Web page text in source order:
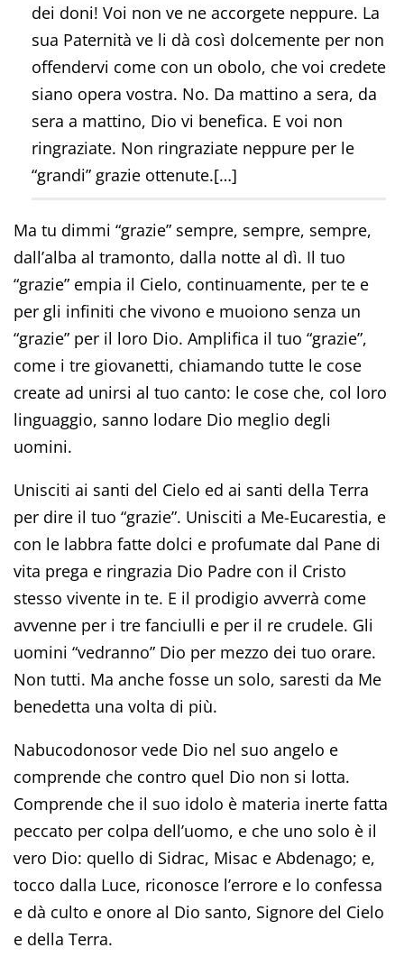
dei doni! Voi non ve ne accorgete neppure. La
sua Paternità ve li dà così dolcemente per non
offendervi come con un obolo, che voi credete
siano opera vostra. No. Da mattino a sera, da
sera a mattino, Dio vi benefica. E voi non
ringraziate. Non ringraziate neppure per le
“grandi” grazie ottenute.[…]
Ma tu dimmi “grazie” sempre, sempre, sempre,
dall’alba al tramonto, dalla notte al dì. Il tuo
“grazie” empia il Cielo, continuamente, per te e
per gli infiniti che vivono e muoiono senza un
“grazie” per il loro Dio. Amplifica il tuo “grazie”,
come i tre giovanetti, chiamando tutte le cose
create ad unirsi al tuo canto: le cose che, col loro
linguaggio, sanno lodare Dio meglio degli
uomini.
Unisciti ai santi del Cielo ed ai santi della Terra
per dire il tuo “grazie”. Unisciti a Me-Eucarestia, e
con le labbra fatte dolci e profumate dal Pane di
vita prega e ringrazia Dio Padre con il Cristo
stesso vivente in te. E il prodigio avverrà come
avvenne per i tre fanciulli e per il re crudele. Gli
uomini “vedranno” Dio per mezzo dei tuo orare.
Non tutti. Ma anche fosse un solo, saresti da Me
benedetta una volta di più.
Nabucodonosor vede Dio nel suo angelo e
comprende che contro quel Dio non si lotta.
Comprende che il suo idolo è materia inerte fatta
peccato per colpa dell’uomo, e che uno solo è il
vero Dio: quello di Sidrac, Misac e Abdenago; e,
tocco dalla Luce, riconosce l’errore e lo confessa
e dà culto e onore al Dio santo, Signore del Cielo
e della Terra.